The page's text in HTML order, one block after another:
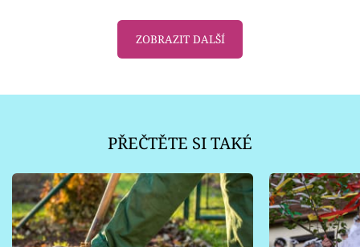
ZOBRAZIT DALŠÍ
PŘEČTĚTE SI TAKÉ